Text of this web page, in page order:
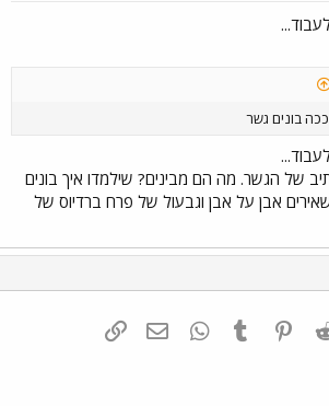
בונים גשר
של הגשר. מה הם מבינים? שילמדו איך בונים
אבן על אבן וגבעול של פרח ברדיוס של
Reddit
Pinterest
Tumblr
WhatsAppדואר אלקטרוני